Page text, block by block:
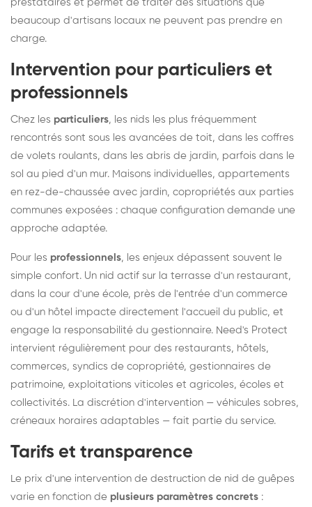
prestataires et permet de traiter des situations que
beaucoup d'artisans locaux ne peuvent pas prendre en
charge.
Intervention pour particuliers et
professionnels
Chez les particuliers, les nids les plus fréquemment
rencontrés sont sous les avancées de toit, dans les coffres
de volets roulants, dans les abris de jardin, parfois dans le
sol au pied d'un mur. Maisons individuelles, appartements
en rez-de-chaussée avec jardin, copropriétés aux parties
communes exposées : chaque configuration demande une
approche adaptée.
Pour les professionnels, les enjeux dépassent souvent le
simple confort. Un nid actif sur la terrasse d'un restaurant,
dans la cour d'une école, près de l'entrée d'un commerce
ou d'un hôtel impacte directement l'accueil du public, et
engage la responsabilité du gestionnaire. Need's Protect
intervient régulièrement pour des restaurants, hôtels,
commerces, syndics de copropriété, gestionnaires de
patrimoine, exploitations viticoles et agricoles, écoles et
collectivités. La discrétion d'intervention — véhicules sobres,
créneaux horaires adaptables — fait partie du service.
Tarifs et transparence
Le prix d'une intervention de destruction de nid de guêpes
varie en fonction de plusieurs paramètres concrets :